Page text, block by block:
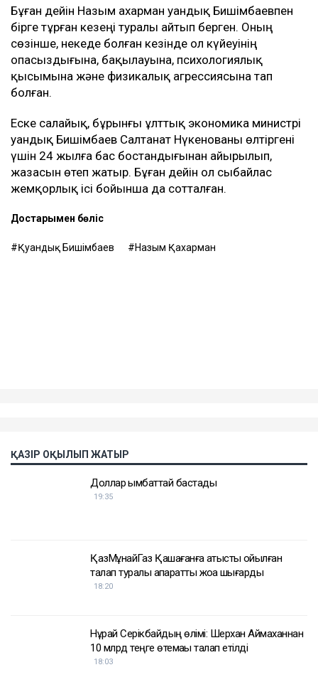
Бұған дейін Назым Қахарман Қуандық Бишімбаевпен
бірге тұрған кезеңі туралы айтып берген. Оның
сөзінше, некеде болған кезінде ол күйеуінің
опасыздығына, бақылауына, психологиялық
қысымына және физикалық агрессиясына тап
болған.
Еске салайық, бұрынғы ұлттық экономика министрі
Қуандық Бишімбаев Салтанат Нүкенованы өлтіргені
үшін 24 жылға бас бостандығынан айырылып,
жазасын өтеп жатыр. Бұған дейін ол сыбайлас
жемқорлық ісі бойынша да сотталған.
Достарыңмен бөліс
Қуандық Бишімбаев Назым Қахарман
ҚАЗІР ОҚЫЛЫП ЖАТЫР
Доллар қымбаттай бастады
19:35
ҚазМұнайГаз Қашағанға қатысты қойылған
талап туралы ақпаратты жоққа шығарды
18:20
Нұрай Серікбайдың өлімі: Шерхан Аймаханнан
10 млрд теңге өтемақы талап етілді
18:03